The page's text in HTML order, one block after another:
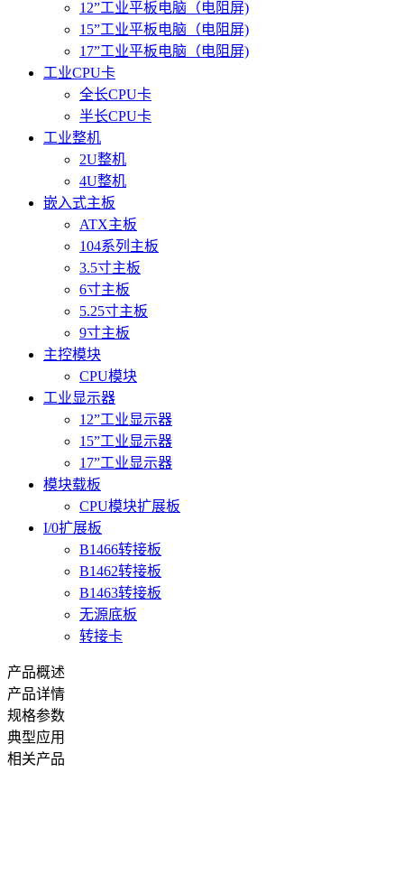
12”工业平板电脑（电阻屏)
15”工业平板电脑（电阻屏)
17”工业平板电脑（电阻屏)
工业CPU卡
全长CPU卡
半长CPU卡
工业整机
2U整机
4U整机
嵌入式主板
ATX主板
104系列主板
3.5寸主板
6寸主板
5.25寸主板
9寸主板
主控模块
CPU模块
工业显示器
12”工业显示器
15”工业显示器
17”工业显示器
模块载板
CPU模块扩展板
I/0扩展板
B1466转接板
B1462转接板
B1463转接板
无源底板
转接卡
产品概述
产品详情
规格参数
典型应用
相关产品